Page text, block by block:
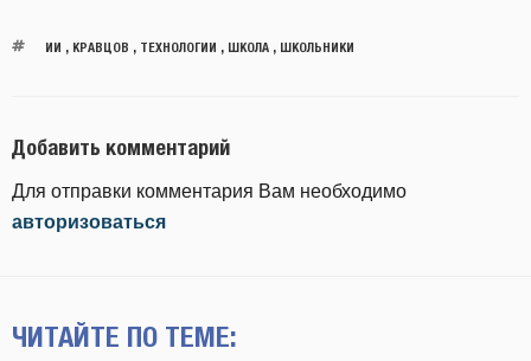
ИИ , КРАВЦОВ , ТЕХНОЛОГИИ , ШКОЛА, ШКОЛЬНИКИ
Добавить комментарий
Для отправки комментария Вам необходимо
авторизоваться
ЧИТАЙТЕ ПО ТЕМЕ: